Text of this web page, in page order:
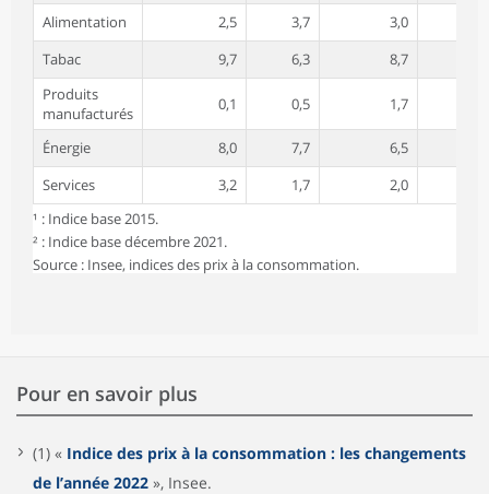
Alimentation
2,5 3,7 3,0
Tabac
9,7 6,3 8,7
Produits
manufacturés
0,1 0,5 1,7
Énergie 8,0 7,7 6,5
Services
3,2 1,7 2,0
¹ : Indice base 2015.
² : Indice base décembre 2021.
Source : Insee, indices des prix à la consommation.
Pour en savoir plus
(1) « Indice des prix à la consommation : les changements
de l’année 2022 », Insee.